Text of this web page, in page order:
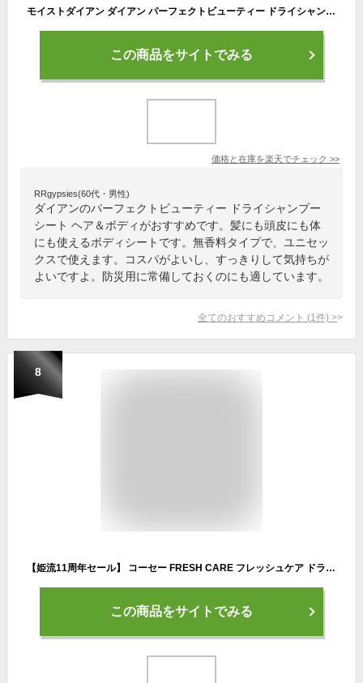
モイストダイアン ダイアン パーフェクトビューティー ドライシャンプーシート ヘア＆ボディ 無香料 (12枚) ふき取り用シャンプー ボディシート 防災 備蓄
この商品をサイトでみる
価格と在庫を楽天でチェック >>
RRgypsies(60代・男性)
ダイアンのパーフェクトビューティー ドライシャンプー
シート ヘア＆ボディがおすすめです。髪にも頭皮にも体
にも使えるボディシートです。無香料タイプで、ユニセッ
クスで使えます。コスパがよいし、すっきりして気持ちが
よいですよ。防災用に常備しておくのにも適しています。
全てのおすすめコメント (1 件) >
8
【姫流11周年セール】 コーセー FRESH CARE フレッシュケア ドライシャンプーシート 10枚入 (4971710313673)
この商品をサイトでみる